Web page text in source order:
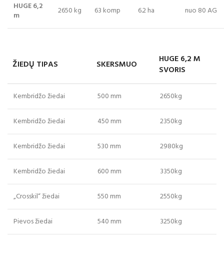
HUGE 6,2
m
2650 kg 63 komp 6.2 ha nuo 80 AG
ŽIEDŲ TIPAS SKERSMUO
HUGE 6,2 M
SVORIS
Kembridžo žiedai 500 mm 2650kg
Kembridžo žiedai 450 mm 2350kg
Kembridžo žiedai 530 mm 2980kg
Kembridžo žiedai 600 mm 3350kg
„Crosskil“ žiedai 550 mm 2550kg
Pievos žiedai 540 mm 3250kg